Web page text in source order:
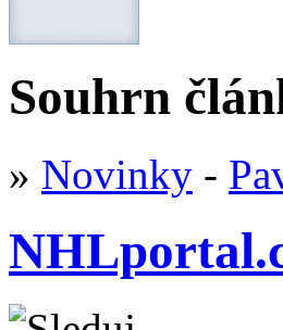
Souhrn
» Novinky -